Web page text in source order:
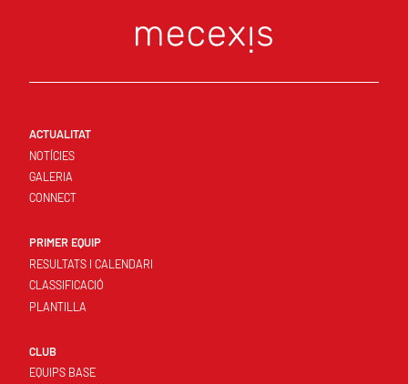
ACTUALITAT
NOTÍCIES
GALERIA
CONNECT
PRIMER EQUIP
RESULTATS I CALENDARI
CLASSIFICACIÓ
PLANTILLA
CLUB
EQUIPS BASE